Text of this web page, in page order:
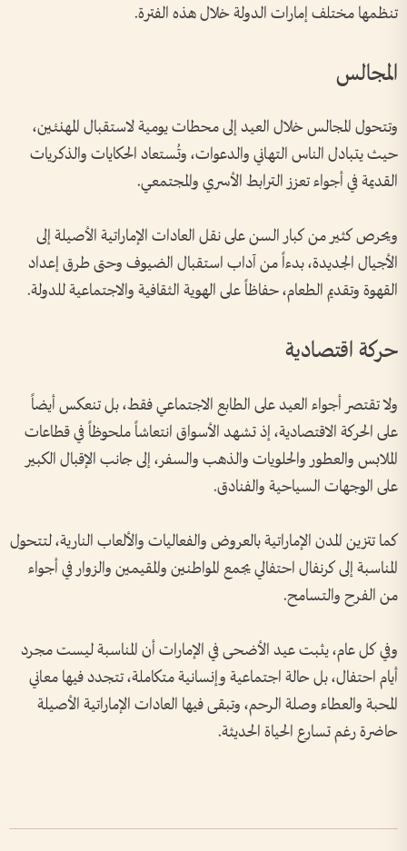
تنظمها مختلف إمارات الدولة خلال هذه الفترة.
المجالس
وتتحول المجالس خلال العيد إلى محطات يومية لاستقبال المهنئين،
حيث يتبادل الناس التهاني والدعوات، وتُستعاد الحكايات والذكريات
القديمة في أجواء تعزز الترابط الأسري والمجتمعي.
ويحرص كثير من كبار السن على نقل العادات الإماراتية الأصيلة إلى
الأجيال الجديدة، بدءاً من آداب استقبال الضيوف وحتى طرق إعداد
القهوة وتقديم الطعام، حفاظاً على الهوية الثقافية والاجتماعية للدولة.
حركة اقتصادية
ولا تقتصر أجواء العيد على الطابع الاجتماعي فقط، بل تنعكس أيضاً
على الحركة الاقتصادية، إذ تشهد الأسواق انتعاشاً ملحوظاً في قطاعات
الملابس والعطور والحلويات والذهب والسفر، إلى جانب الإقبال الكبير
على الوجهات السياحية والفنادق.
كما تتزين المدن الإماراتية بالعروض والفعاليات والألعاب النارية، لتتحول
المناسبة إلى كرنفال احتفالي يجمع المواطنين والمقيمين والزوار في أجواء
من الفرح والتسامح.
وفي كل عام، يثبت عيد الأضحى في الإمارات أن المناسبة ليست مجرد
أيام احتفال، بل حالة اجتماعية وإنسانية متكاملة، تتجدد فيها معاني
المحبة والعطاء وصلة الرحم، وتبقى فيها العادات الإماراتية الأصيلة
حاضرة رغم تسارع الحياة الحديثة.